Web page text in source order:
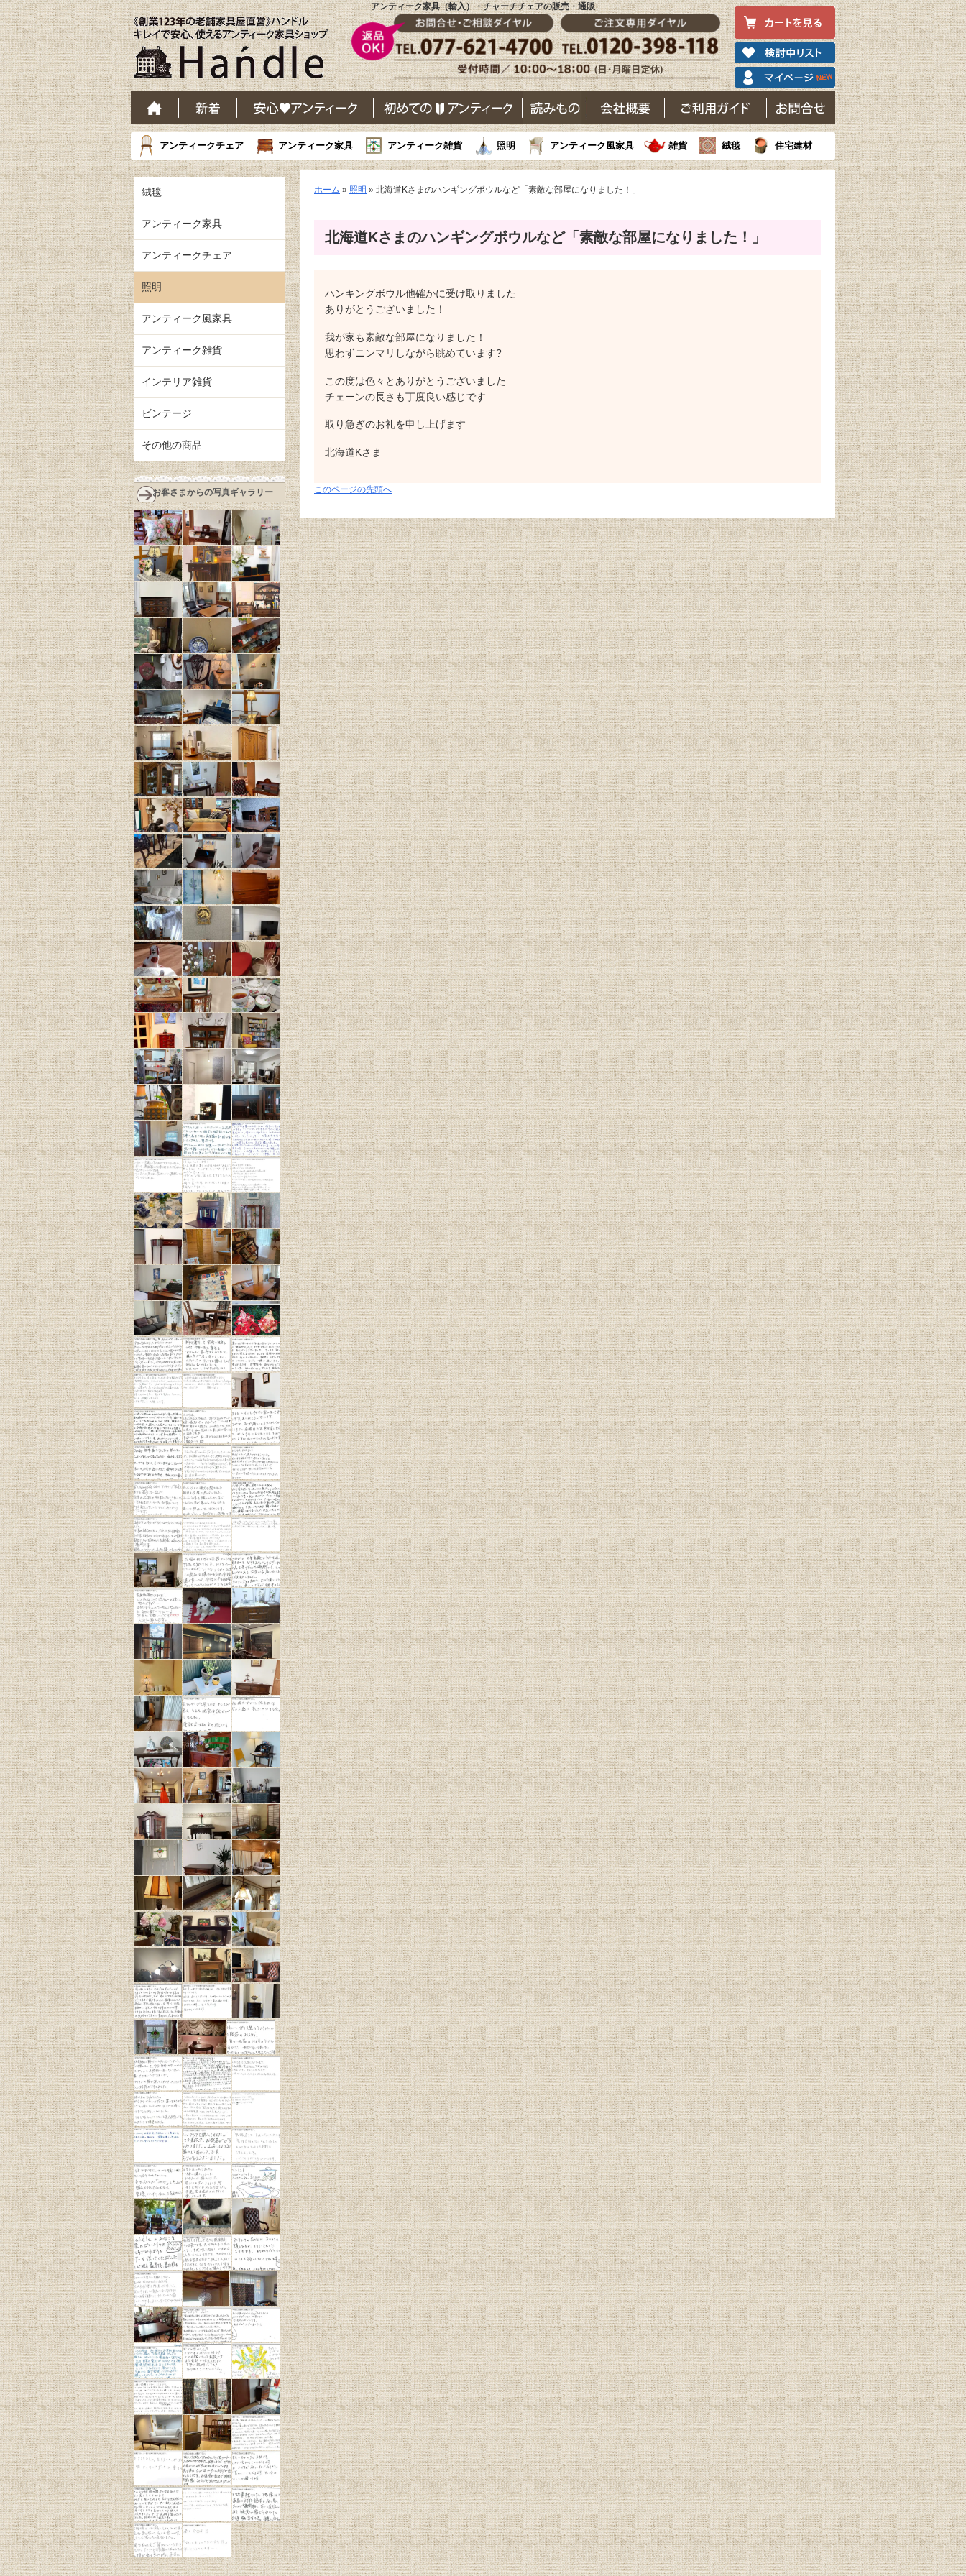
アンティーク家具（輸入）・チャーチチェアの販売・通販
アンティークチェア アンティーク家具 アンティーク雑貨 照明 アンティーク風家具 雑貨 絨毯 住宅建材
ホーム » 照明 » 北海道Kさまのハンギングボウルなど「素敵な部屋になりました！」
北海道Kさまのハンギングボウルなど「素敵な部屋になりました！」
ハンキングボウル他確かに受け取りました
ありがとうございました！
我が家も素敵な部屋になりました！
思わずニンマリしながら眺めています?
この度は色々とありがとうございました
チェーンの長さも丁度良い感じです
取り急ぎのお礼を申し上げます
北海道Kさま
このページの先頭へ
絨毯
アンティーク家具
アンティークチェア
照明
アンティーク風家具
アンティーク雑貨
インテリア雑貨
ビンテージ
その他の商品
お客さまからの写真ギャラリー